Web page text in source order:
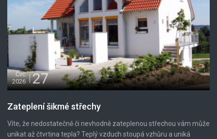
Čvc
2026
27
Zateplení šikmé střechy
Víte, že nedostatečně či nevhodně zateplenou střechou vám může
unikat až čtvrtina tepla? Teplý vzduch stoupá vzhůru a uniká